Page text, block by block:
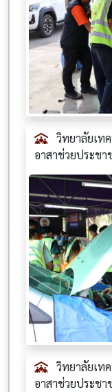
วิทยาลัยเท
อาสาช่วยประชา
วิทยาลัยเท
อาสาช่วยประชา